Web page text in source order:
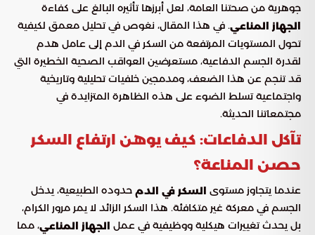
جوهرية من صحتنا العامة، لعل أبرزها تأثيره البالغ على كفاءة
الجهاز المناعي. في هذا المقال، نغوص في تحليل معمق لكيفية
تحول المستويات المرتفعة من السكر في الدم إلى عامل هدم
لقدرة الجسم الدفاعية، مستعرضين العواقب الصحية الخطيرة التي
قد تنجم عن هذا الضعف، ومدمجين خلفيات تحليلية وتاريخية
واجتماعية تسلط الضوء على هذه الظاهرة المتزايدة في
مجتمعاتنا الحديثة.
تآكل الدفاعات: كيف يوهن ارتفاع السكر
حصن المناعة؟
عندما يتجاوز مستوى السكر في الدم حدوده الطبيعية، يدخل
الجسم في معركة غير متكافئة. هذا السكر الزائد لا يمر مرور الكرام،
بل يحدث تغييرات هيكلية ووظيفية في عمل الجهاز المناعي، مما